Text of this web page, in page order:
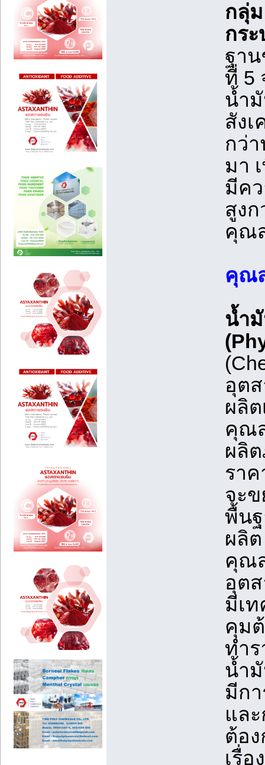
กลุ่
กร
ฐา
ที่ 5
น้ำ
สัง
กว่
มา
มีค
สูง
คุณ
คุณ
น้ำ
อุต
ผลิ
คุณ
ผลิ
รา
จะ
พื้น
ผลิ
คุณ
อุต
มีเ
คุม
ทำ
น้ำ
มีก
แล
ต้อ
เรื่